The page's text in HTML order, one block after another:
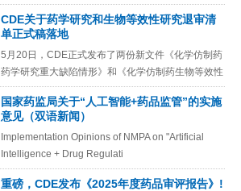
展高质量临床研究，获取可用于生物医学新技术临床
转化应用评价的关键性临
​CDE关于药学研究和生物等效性研究退审清
单正式稿落地
5月20日，CDE正式发布了两份新文件《化学仿制药
药学研究重大缺陷情形》和《化学仿制药生物等效性
研究重大缺陷情形》。附件：1.化学仿制药药学研究
重大缺陷情形附件
国家药监局关于“人工智能+药品监管”的实施
意见（双语新闻）
Implementation Opinions of NMPA on "Artificial
Intelligence + Drug Regulati
重磅，CDE发布《2025年度药品审评报告》!